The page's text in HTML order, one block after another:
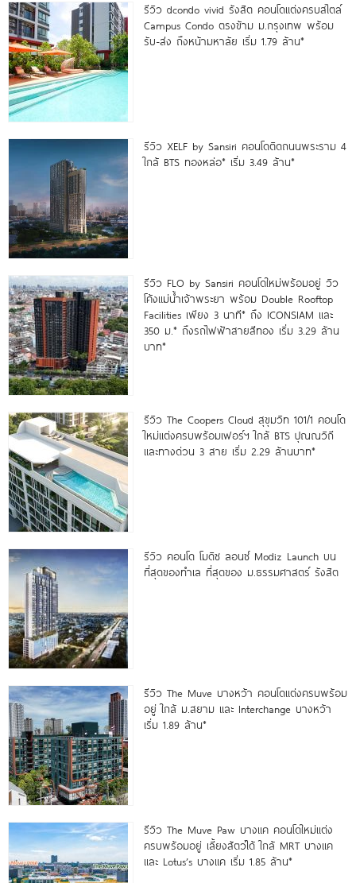
รีวิว dcondo vivid รังสิต คอนโดแต่งครบสไตล์
Campus Condo ตรงข้าม ม.กรุงเทพ พร้อม
รับ-ส่ง ถึงหน้ามหาลัย เริ่ม 1.79 ล้าน*
รีวิว XELF by Sansiri คอนโดติดถนนพระราม 4
ใกล้ BTS ทองหล่อ* เริ่ม 3.49 ล้าน*
รีวิว FLO by Sansiri คอนโดใหม่พร้อมอยู่ วิว
โค้งแม่น้ำเจ้าพระยา พร้อม Double Rooftop
Facilities เพียง 3 นาที* ถึง ICONSIAM และ
350 ม.* ถึงรถไฟฟ้าสายสีทอง เริ่ม 3.29 ล้าน
บาท*
รีวิว The Coopers Cloud สุขุมวิท 101/1 คอนโด
ใหม่แต่งครบพร้อมเฟอร์ฯ ใกล้ BTS ปุณณวิถี
และทางด่วน 3 สาย เริ่ม 2.29 ล้านบาท*
รีวิว คอนโด โมดิซ ลอนซ์ Modiz Launch บน
ที่สุดของทำเล ที่สุดของ ม.ธรรมศาสตร์ รังสิต
รีวิว The Muve บางหว้า คอนโดแต่งครบพร้อม
อยู่ ใกล้ ม.สยาม และ Interchange บางหว้า
เริ่ม 1.89 ล้าน*
รีวิว The Muve Paw บางแค คอนโดใหม่แต่ง
ครบพร้อมอยู่ เลี้ยงสัตว์ได้ ใกล้ MRT บางแค
และ Lotus’s บางแค เริ่ม 1.85 ล้าน*